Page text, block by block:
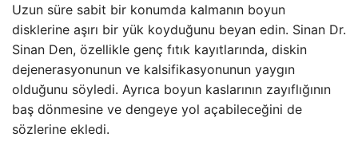
Uzun süre sabit bir konumda kalmanın boyun
disklerine aşırı bir yük koyduğunu beyan edin. Sinan Dr.
Sinan Den, özellikle genç fıtık kayıtlarında, diskin
dejenerasyonunun ve kalsifikasyonunun yaygın
olduğunu söyledi. Ayrıca boyun kaslarının zayıflığının
baş dönmesine ve dengeye yol açabileceğini de
sözlerine ekledi.